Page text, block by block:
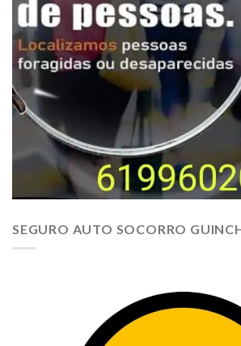
SEGURO AUTO SOCORRO